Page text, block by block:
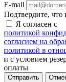
E-mail
Подтвердите, что
Я согласен с
политикой
согласием на
политикой в
и с условием
оплаты